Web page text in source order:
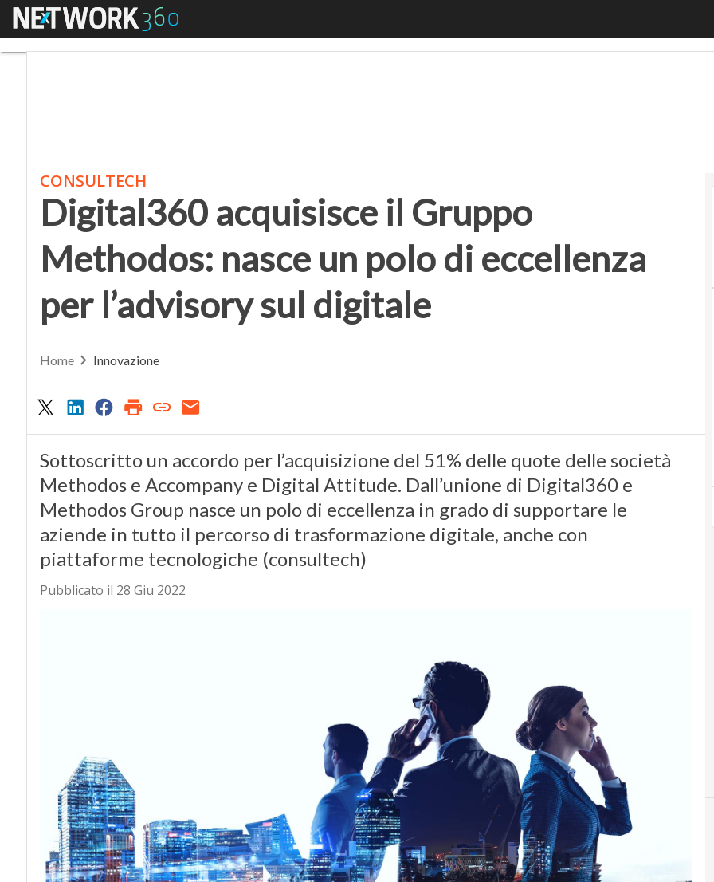
Menu Digital360 acquisisce il Gruppo Methodos: nasce un polo di eccellenza per
CONSULTECH
Digital360 acquisisce il Gruppo
Methodos: nasce un polo di eccellenza
per l’advisory sul digitale
Home Innovazione
Sottoscritto un accordo per l’acquisizione del 51% delle quote delle società
Methodos e Accompany e Digital Attitude. Dall’unione di Digital360 e
Methodos Group nasce un polo di eccellenza in grado di supportare le
aziende in tutto il percorso di trasformazione digitale, anche con
piattaforme tecnologiche (consultech)
Pubblicato il 28 Giu 2022